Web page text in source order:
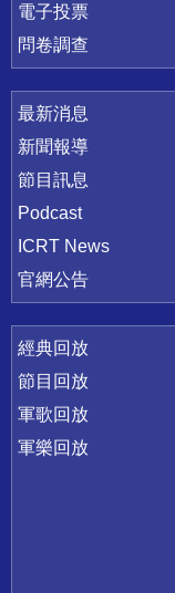
電子投票
問卷調查
最新消息
新聞報導
節目訊息
Podcast
ICRT News
官網公告
經典回放
節目回放
軍歌回放
軍樂回放